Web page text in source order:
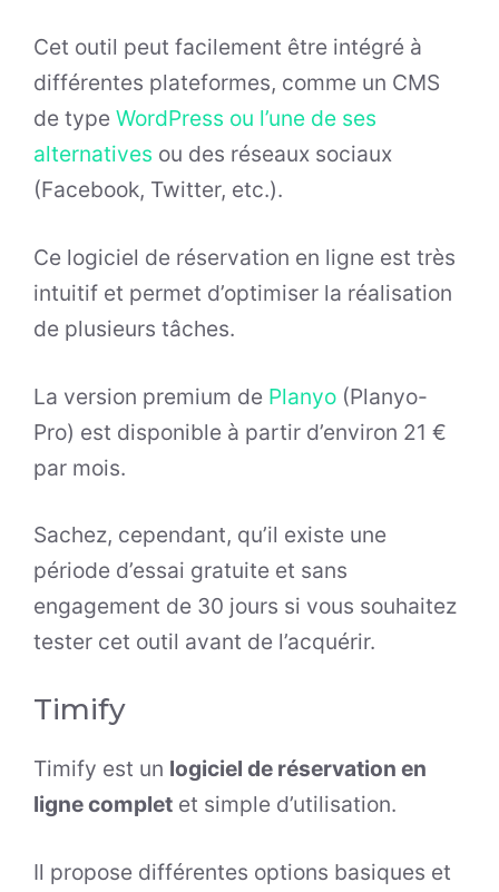
Cet outil peut facilement être intégré à
différentes plateformes, comme un CMS
de type WordPress ou l’une de ses
alternatives ou des réseaux sociaux
(Facebook, Twitter, etc.).
Ce logiciel de réservation en ligne est très
intuitif et permet d’optimiser la réalisation
de plusieurs tâches.
La version premium de Planyo (Planyo-
Pro) est disponible à partir d’environ 21 €
par mois.
Sachez, cependant, qu’il existe une
période d’essai gratuite et sans
engagement de 30 jours si vous souhaitez
tester cet outil avant de l’acquérir.
Timify
Timify est un logiciel de réservation en
ligne complet et simple d’utilisation.
Il propose différentes options basiques et